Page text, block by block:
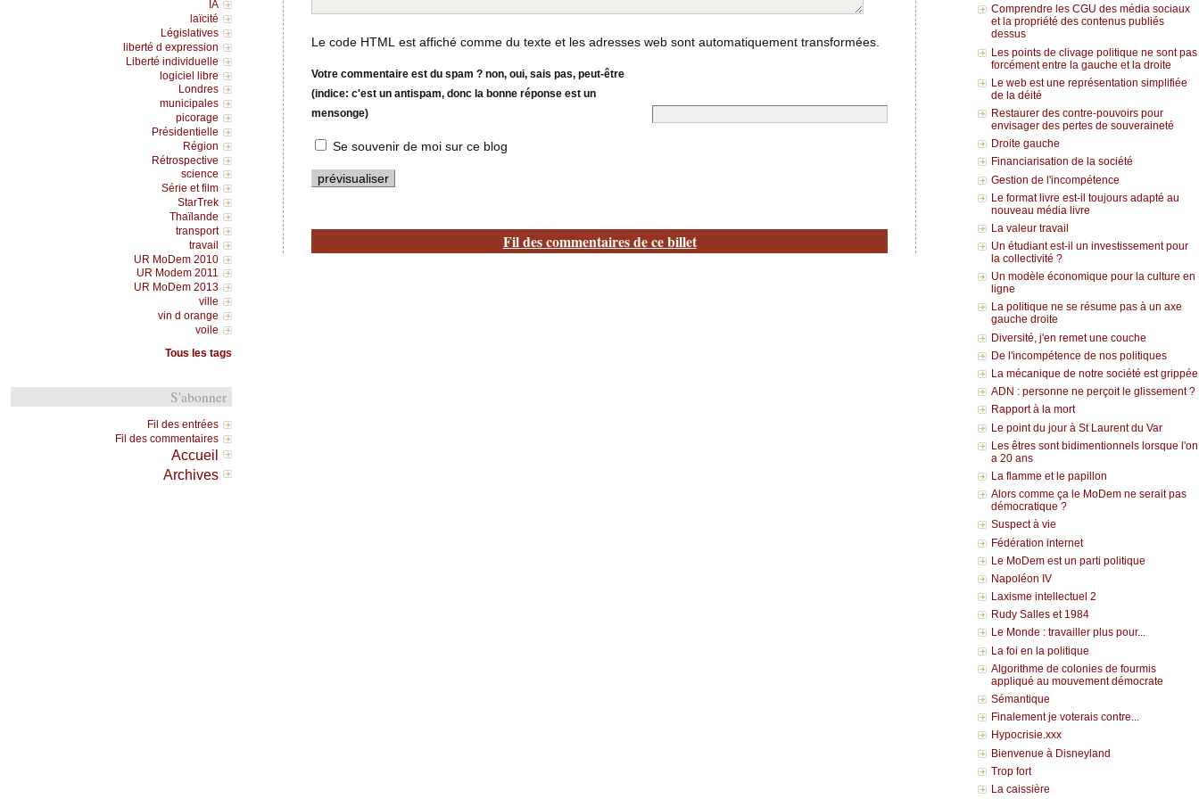
Le code HTML est affiché comme du texte et les adresses web sont automatiquement transformées.
Votre commentaire est du spam ? non, oui, sais pas, peut-être
(indice: c'est un antispam, donc la bonne réponse est un
mensonge)
Se souvenir de moi sur ce blog
Fil des commentaires de ce billet
Comprendre les CGU des média sociaux
et la propriété des contenus publiés
dessus
Les points de clivage politique ne sont pas
forcément entre la gauche et la droite
Le web est une représentation simplifiée
de la déité
Restaurer des contre-pouvoirs pour
envisager des pertes de souveraineté
Droite gauche
Financiarisation de la société
Gestion de l'incompétence
Le format livre est-il toujours adapté au
nouveau média livre
La valeur travail
Un étudiant est-il un investissement pour
la collectivité ?
Un modèle économique pour la culture en
ligne
La politique ne se résume pas à un axe
gauche droite
Diversité, j'en remet une couche
De l'incompétence de nos politiques
La mécanique de notre société est grippée
ADN : personne ne perçoit le glissement ?
Rapport à la mort
Le point du jour à St Laurent du Var
Les êtres sont bidimentionnels lorsque l'on
a 20 ans
La flamme et le papillon
Alors comme ça le MoDem ne serait pas
démocratique ?
Suspect à vie
Fédération internet
Le MoDem est un parti politique
Napoléon IV
Laxisme intellectuel 2
Rudy Salles et 1984
Le Monde : travailler plus pour...
La foi en la politique
Algorithme de colonies de fourmis
appliqué au mouvement démocrate
Sémantique
Finalement je voterais contre...
Hypocrisie.xxx
Bienvenue à Disneyland
Trop fort
La caissière
IA
laïcité
Législatives
liberté d expression
Liberté individuelle
logiciel libre
Londres
municipales
picorage
Présidentielle
Région
Rétrospective
science
Série et film
StarTrek
Thaïlande
transport
travail
UR MoDem 2010
UR Modem 2011
UR MoDem 2013
ville
vin d orange
voile
Tous les tags
S'abonner
Fil des entrées
Fil des commentaires
Accueil
Archives